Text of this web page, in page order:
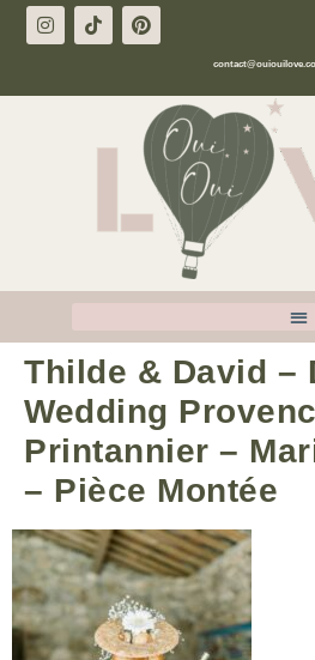
Thilde & David –
Wedding
Printannier –
– Pièce Montée